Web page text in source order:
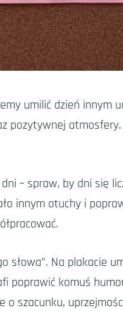
umilić dzień innym
pozytywnej
– spraw, by dni się
innym otuchy i
Na plakacie
poprawić komuś
szacunku,